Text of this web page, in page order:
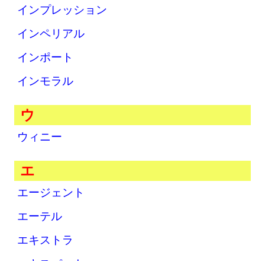
インプレッション
インペリアル
インポート
インモラル
ウ
ウィニー
エ
エージェント
エーテル
エキストラ